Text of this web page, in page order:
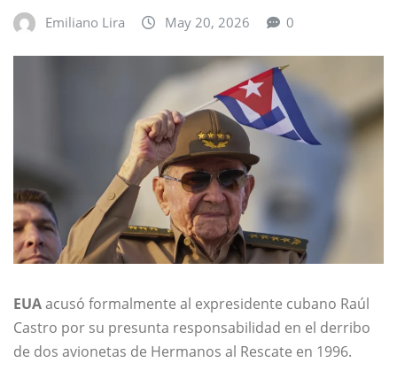
Emiliano Lira May 20, 2026 0
EUAacusó formalmente al expresidente cubano Raúl
Castro por su presunta responsabilidad en el derribo
de dos avionetas de Hermanos al Rescate en 1996.